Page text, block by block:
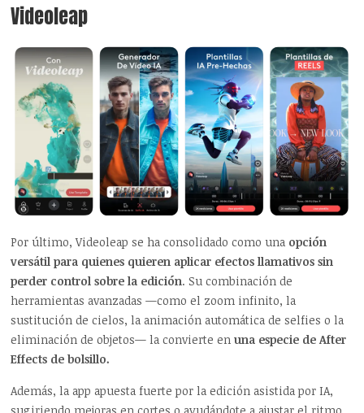
Videoleap
Por último, Videoleap se ha consolidado como una opción
versátil para quienes quieren aplicar efectos llamativos sin
perder control sobre la edición. Su combinación de
herramientas avanzadas —como el zoom infinito, la
sustitución de cielos, la animación automática de selfies o la
eliminación de objetos— la convierte enuna especie de After
Effects de bolsillo.
Además, la app apuesta fuerte por la edición asistida por IA,